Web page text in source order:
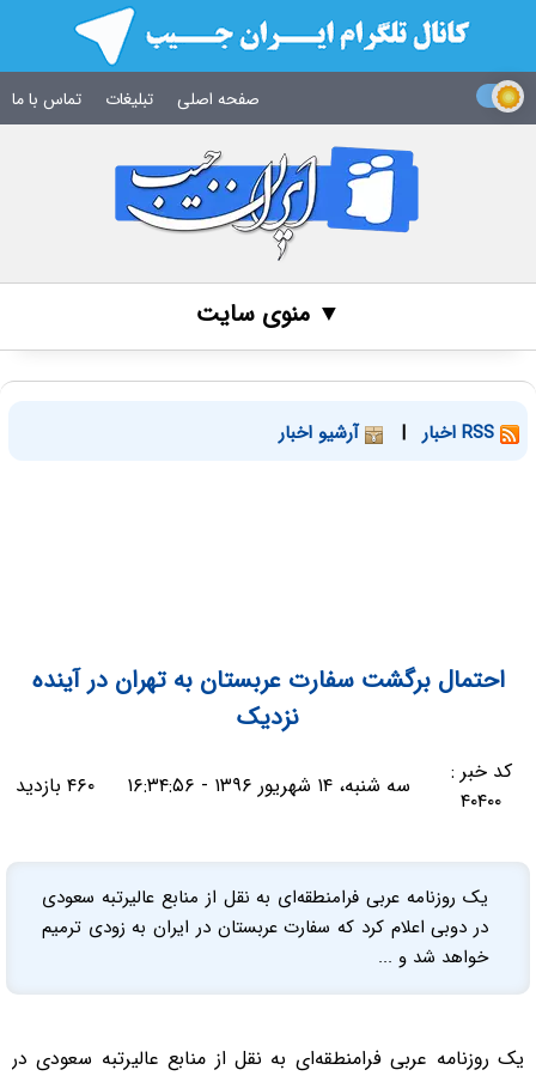
صفحه اصلی تبلیغات تماس با ما
▼ منوی سایت
| آرشیو اخبار
احتمال برگشت سفارت عربستان به تهران در آینده
نزدیک
کد خبر :
۴۰۴۰۰
سه شنبه، ۱۴ شهریور ۱۳۹۶ - ۱۶:۳۴:۵۶ ۴۶۰ بازدید
یک روزنامه عربی فرامنطقه‌ای به نقل از منابع عالیرتبه سعودی
در دوبی اعلام کرد که سفارت عربستان در ایران به زودی ترمیم
خواهد شد و ...
یک روزنامه عربی فرامنطقه‌ای به نقل از منابع عالیرتبه سعودی در